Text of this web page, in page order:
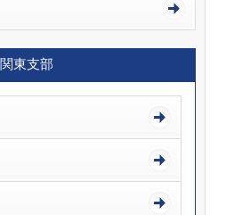
関東支部